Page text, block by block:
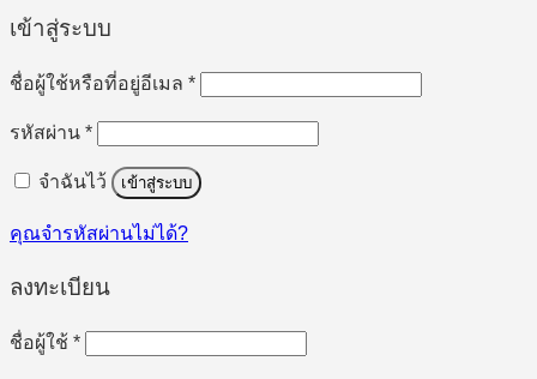
เข้าสู่ระบบ
ชื่อผู้ใช้หรือที่อยู่อีเมล *ต้องการ
รหัสผ่าน *ต้องการ
จำฉันไว้ เข้าสู่ระบบ
คุณจำรหัสผ่านไม่ได้?
ลงทะเบียน
ชื่อผู้ใช้ *ต้องการ